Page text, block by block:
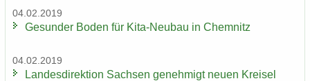
04.02.2019
Ge­sun­der Boden für Kita-​Neubau in Chem­nitz
04.02.2019
Lan­des­di­rek­ti­on Sach­sen ge­neh­migt neuen Krei­sel